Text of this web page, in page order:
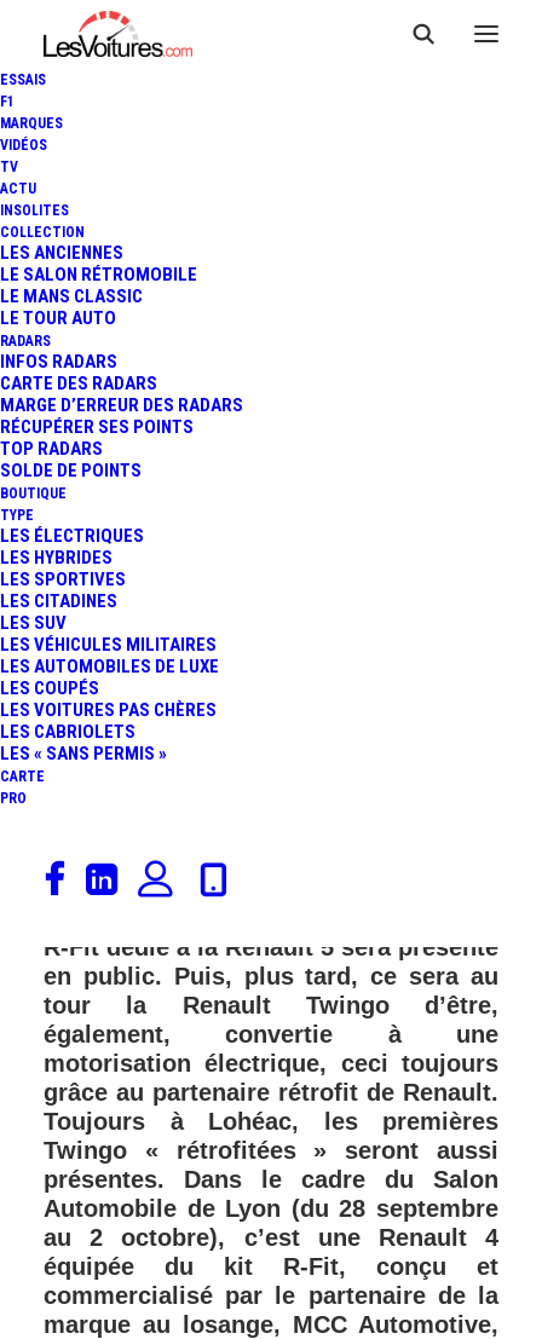
ESSAIS
F1
MARQUES
VIDÉOS
TV
ACTU
INSOLITES
COLLECTION
LES ANCIENNES
LE SALON RÉTROMOBILE
LE MANS CLASSIC
LE TOUR AUTO
RADARS
INFOS RADARS
CARTE DES RADARS
MARGE D’ERREUR DES RADARS
RÉCUPÉRER SES POINTS
TOP RADARS
SOLDE DE POINTS
BOUTIQUE
TYPE
LES ÉLECTRIQUES
LES HYBRIDES
LES SPORTIVES
LES CITADINES
LES SUV
LES VÉHICULES MILITAIRES
LES AUTOMOBILES DE LUXE
LES COUPÉS
LES VOITURES PAS CHÈRES
LES CABRIOLETS
LES « SANS PERMIS »
CARTE
PRO
RENAULT 4 : LE KIT RÉTROFIT
R-FIT AU SALON
AUTOMOBILE DE LYON
2 Minutes |
Dans quelques jours, dans le cadre de
l’événement Autobrocante Festival de
R-Fit dédié à la Renault 5 sera présenté
en public. Puis, plus tard, ce sera au
tour la Renault Twingo d’être,
également, convertie à une
motorisation électrique, ceci toujours
grâce au partenaire rétrofit de Renault.
Toujours à Lohéac, les premières
Twingo « rétrofitées » seront aussi
présentes. Dans le cadre du Salon
Automobile de Lyon (du 28 septembre
au 2 octobre), c’est une Renault 4
équipée du kit R-Fit, conçu et
commercialisé par le partenaire de la
marque au losange, MCC Automotive,